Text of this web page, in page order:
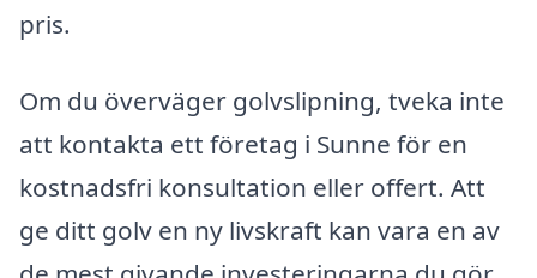
pris.
Om du överväger golvslipning, tveka inte
att kontakta ett företag i Sunne för en
kostnadsfri konsultation eller offert. Att
ge ditt golv en ny livskraft kan vara en av